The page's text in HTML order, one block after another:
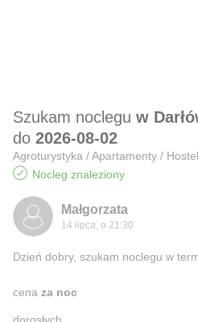
Szukam noclegu w
do 2026-08-02
Agroturystyka / Apartamenty /
Nocleg znaleziony
Małgorzata
14 lipca, o 21:30
Dzień dobry, szukam noclegu w
cena za noc